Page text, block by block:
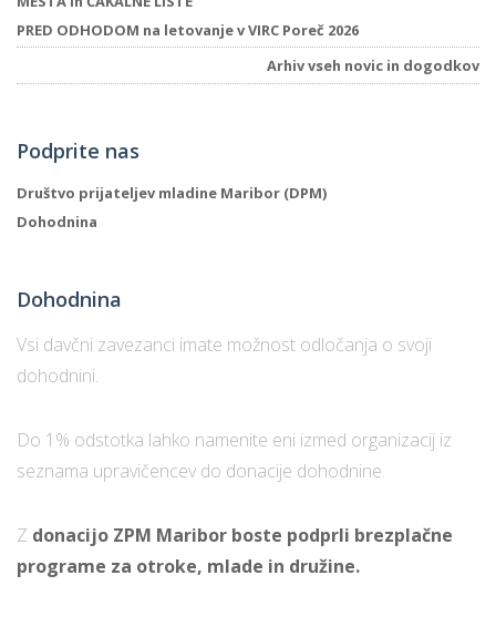
PRED ODHODOM na letovanje v VIRC Poreč 2026
Arhiv vseh novic in dogodkov
Podprite nas
Društvo prijateljev mladine Maribor (DPM)
Dohodnina
Dohodnina
Vsi davčni zavezanci imate možnost odločanja o svoji
dohodnini.
Do 1% odstotka lahko namenite eni izmed organizacij iz
seznama upravičencev do donacije dohodnine.
Z donacijo ZPM Maribor boste podprli brezplačne
programe za otroke, mlade in družine.